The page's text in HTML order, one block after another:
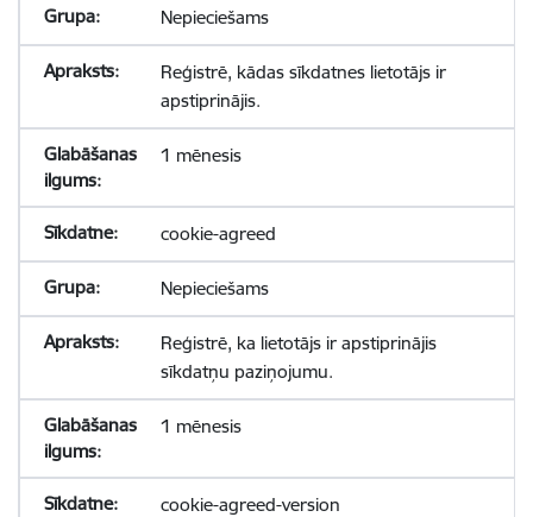
Nepieciešams
Reģistrē, kādas sīkdatnes lietotājs ir
apstiprinājis.
1 mēnesis
cookie-agreed
Nepieciešams
Reģistrē, ka lietotājs ir apstiprinājis
sīkdatņu paziņojumu.
1 mēnesis
cookie-agreed-version